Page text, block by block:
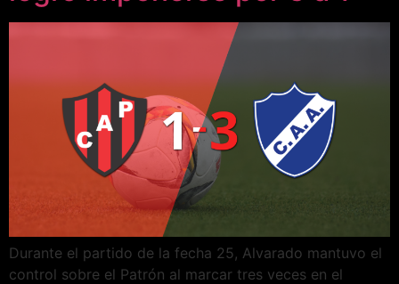
Durante el partido de la fecha 25, Alvarado mantuvo el
control sobre el Patrón al marcar tres veces en el